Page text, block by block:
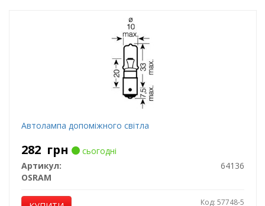
Автолампа допоміжного світла
282 грн
сьогодні
Артикул:
64136
OSRAM
Код: 57748-5